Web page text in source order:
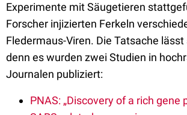
Experimente mit Säugetieren
Forscher injizierten Ferkeln
Fledermaus-Viren. Die Tatsache lässt
denn es wurden zwei Studien in
Journalen publiziert:
PNAS: „Discovery of a rich gene